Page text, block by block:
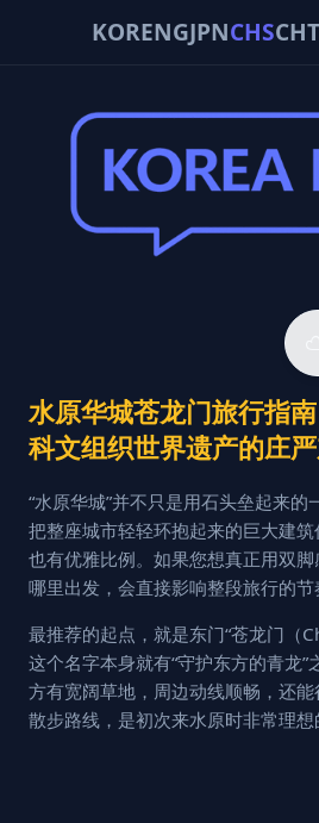
KORENGJPNCHSCHT
水原华城苍龙门旅行指
科文组织世界遗产的庄
“水原华城”并不只是用石头垒起来
把整座城市轻轻环抱起来的巨大建筑
也有优雅比例。如果您想真正用双
哪里出发，会直接影响整段旅行的节
最推荐的起点，就是东门“苍龙门（
这个名字本身就有“守护东方的青龙
方有宽阔草地，周边动线顺畅，还
散步路线，是初次来水原时非常理想